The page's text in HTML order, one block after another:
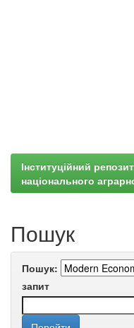
Інституційний
національного
Пошук
Пошук:
запит